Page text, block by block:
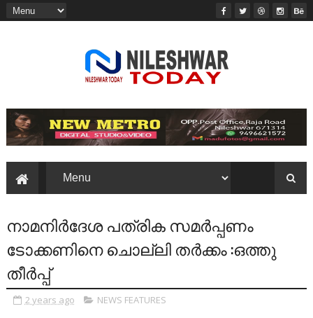
നാമനിർദേശ പത്രിക സമർപ്പണം
ടോക്കണിനെ ചൊല്ലി തർക്കം :ഒത്തു
തീർപ്പ്
2 years ago NEWS FEATURES